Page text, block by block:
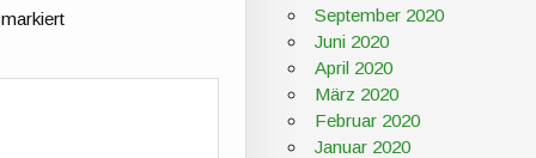
markiert
September 2020
Juni 2020
April 2020
März 2020
Februar 2020
Januar 2020